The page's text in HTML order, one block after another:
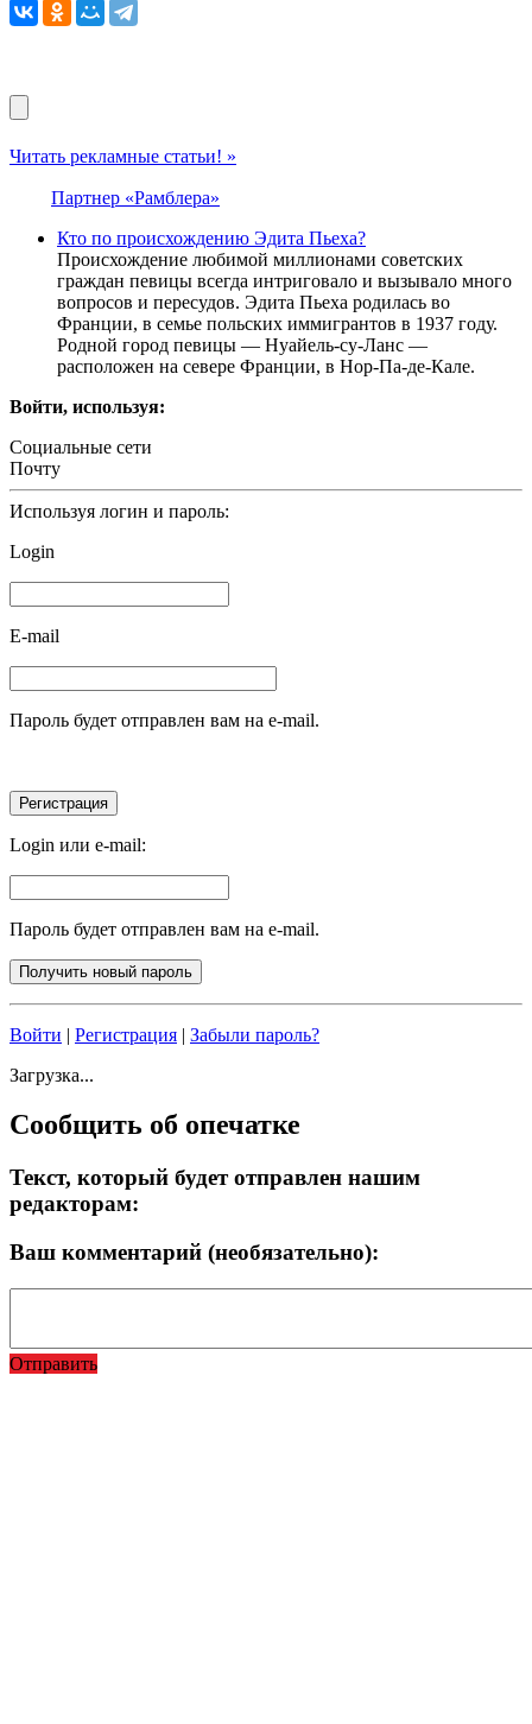
Читать рекламные статьи! »
Партнер «Рамблера»
Кто по происхождению Эдита Пьеха?
Происхождение любимой миллионами советских
граждан певицы всегда интриговало и вызывало много
вопросов и пересудов. Эдита Пьеха родилась во
Франции, в семье польских иммигрантов в 1937 году.
Родной город певицы — Нуайель-су-Ланс —
расположен на севере Франции, в Нор-Па-де-Кале.
Войти, используя:
Социальные сети
Почту
Используя логин и пароль:
Login
E-mail
Пароль будет отправлен вам на e-mail.
Login или e-mail:
Пароль будет отправлен вам на e-mail.
Войти | Регистрация | Забыли пароль?
Загрузка...
Сообщить об опечатке
Текст, который будет отправлен нашим
редакторам:
Ваш комментарий (необязательно):
Отправить